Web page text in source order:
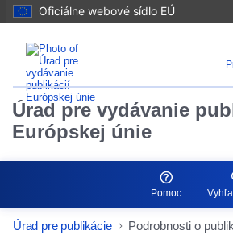
Oficiálne webové sídlo EÚ
Úrad pre vydávanie
Európskej únie
Pomoc
Úrad pre publikácie Podrobnosti o